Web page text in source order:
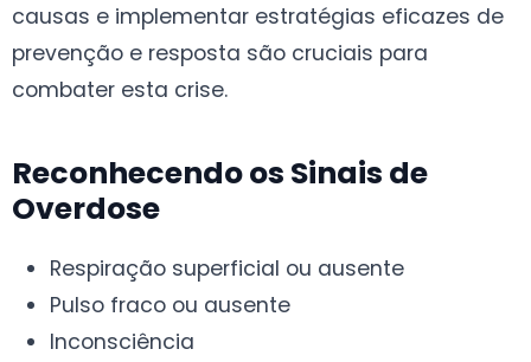
causas e implementar estratégias eficazes de
prevenção e resposta são cruciais para
combater esta crise.
Reconhecendo os Sinais de
Overdose
Respiração superficial ou ausente
Pulso fraco ou ausente
Inconsciência